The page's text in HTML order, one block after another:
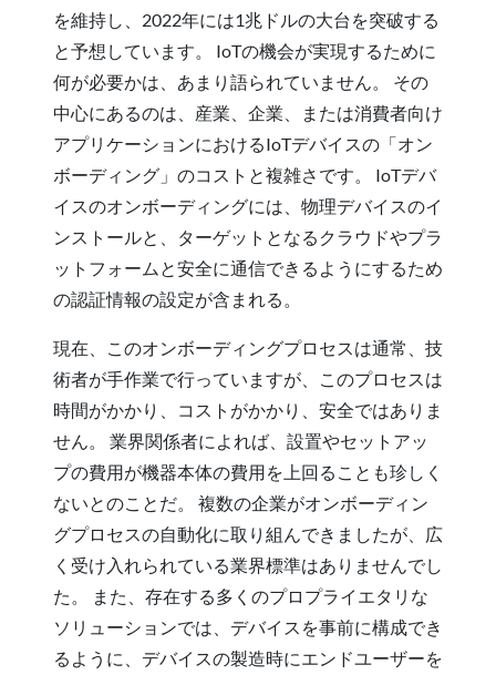
を維持し、2022年には1兆ドルの大台を突破する
と予想しています。 IoTの機会が実現するために
何が必要かは、あまり語られていません。 その
中心にあるのは、産業、企業、または消費者向け
アプリケーションにおけるIoTデバイスの「オン
ボーディング」のコストと複雑さです。 IoTデバ
イスのオンボーディングには、物理デバイスのイ
ンストールと、ターゲットとなるクラウドやプラ
ットフォームと安全に通信できるようにするため
の認証情報の設定が含まれる。
現在、このオンボーディングプロセスは通常、技
術者が手作業で行っていますが、このプロセスは
時間がかかり、コストがかかり、安全ではありま
せん。 業界関係者によれば、設置やセットアッ
プの費用が機器本体の費用を上回ることも珍しく
ないとのことだ。 複数の企業がオンボーディン
グプロセスの自動化に取り組んできましたが、広
く受け入れられている業界標準はありませんでし
た。 また、存在する多くのプロプライエタリな
ソリューションでは、デバイスを事前に構成でき
るように、デバイスの製造時にエンドユーザーを